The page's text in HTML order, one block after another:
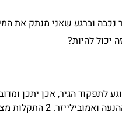
נכבה וברגע שאני מנתק את
יכול להיות?
לתפקוד הגיר, אכן יתכן
ומחשב התואם לדגם רכבך.